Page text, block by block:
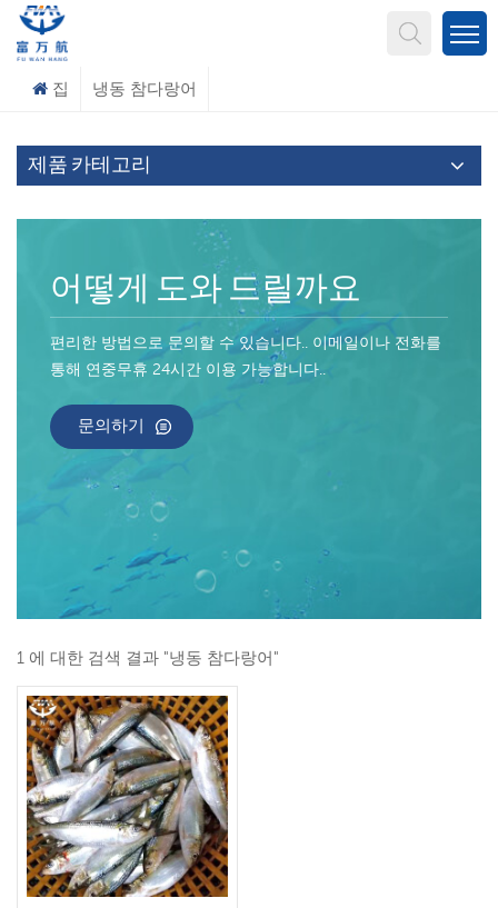
집 냉동 참다랑어
제품 카테고리
어떻게 도와 드릴까요
편리한 방법으로 문의할 수 있습니다.. 이메일이나 전화를
통해 연중무휴 24시간 이용 가능합니다..
문의하기
1 에 대한 검색 결과 "냉동 참다랑어"